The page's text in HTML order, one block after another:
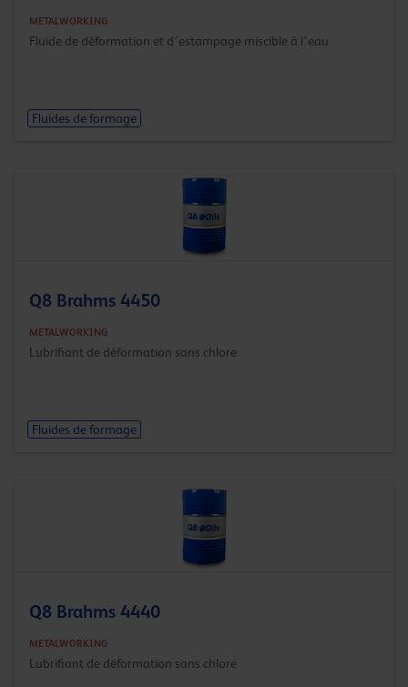
METALWORKING
Fluide de déformation et d’estampage miscible à l’eau
Fluides de formage
Q8 Brahms 4450
METALWORKING
Lubrifiant de déformation sans chlore
Fluides de formage
Q8 Brahms 4440
METALWORKING
Lubrifiant de déformation sans chlore